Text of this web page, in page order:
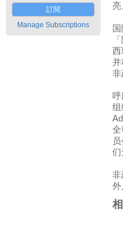
訂閱
Manage Subscriptions
亮
西
并
非
组
全
们
非
外